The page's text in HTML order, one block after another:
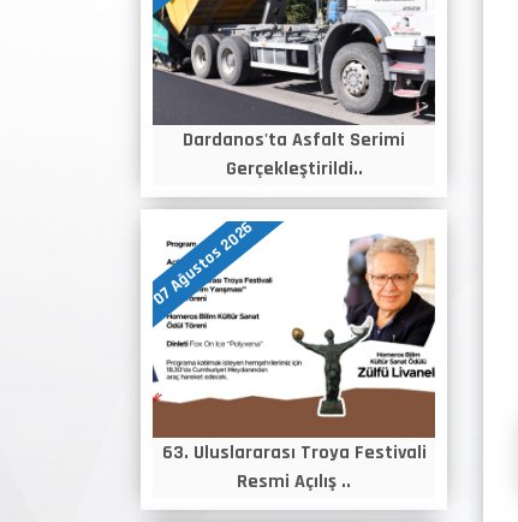
Dardanos'ta Asfalt Serimi
Gerçekleştirildi..
07 Ağustos 2026
63. Uluslararası Troya Festivali
Resmi Açılış ..